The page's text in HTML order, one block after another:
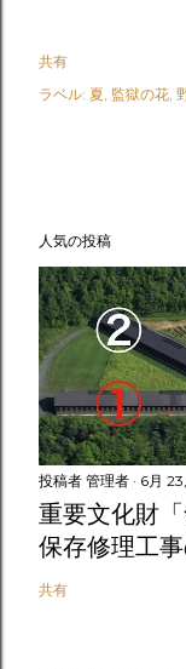
共有
ラベル: 夏 監獄の花
人気の投稿
投稿者 管理者 6月
重要文化財
保存修理工
共有